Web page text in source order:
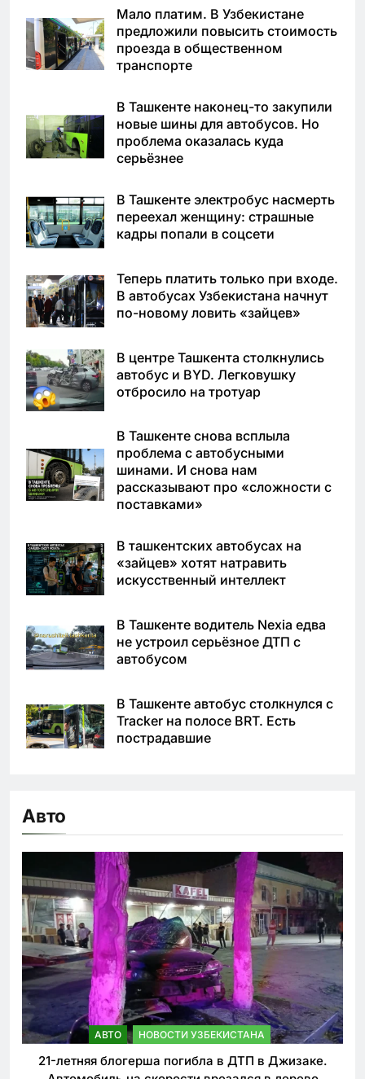
Мало платим. В Узбекистане
предложили повысить стоимость
проезда в общественном
транспорте
В Ташкенте наконец-то закупили
новые шины для автобусов. Но
проблема оказалась куда
серьёзнее
В Ташкенте электробус насмерть
переехал женщину: страшные
кадры попали в соцсети
Теперь платить только при входе.
В автобусах Узбекистана начнут
по-новому ловить «зайцев»
В центре Ташкента столкнулись
автобус и BYD. Легковушку
отбросило на тротуар
В Ташкенте снова всплыла
проблема с автобусными
шинами. И снова нам
рассказывают про «сложности с
поставками»
В ташкентских автобусах на
«зайцев» хотят натравить
искусственный интеллект
В Ташкенте водитель Nexia едва
не устроил серьёзное ДТП с
автобусом
В Ташкенте автобус столкнулся с
Tracker на полосе BRT. Есть
пострадавшие
Авто
АВТО НОВОСТИ УЗБЕКИСТАНА
21-летняя блогерша погибла в ДТП в Джизаке.